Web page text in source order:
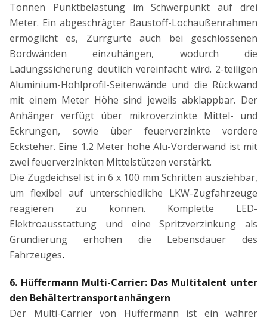
Tonnen Punktbelastung im Schwerpunkt auf drei
Meter. Ein abgeschrägter Baustoff-Lochaußenrahmen
ermöglicht es, Zurrgurte auch bei geschlossenen
Bordwänden einzuhängen, wodurch die
Ladungssicherung deutlich vereinfacht wird. 2-teiligen
Aluminium-Hohlprofil-Seitenwände und die Rückwand
mit einem Meter Höhe sind jeweils abklappbar. Der
Anhänger verfügt über mikroverzinkte Mittel- und
Eckrungen, sowie über feuerverzinkte vordere
Ecksteher. Eine 1.2 Meter hohe Alu-Vorderwand ist mit
zwei feuerverzinkten Mittelstützen verstärkt.
Die Zugdeichsel ist in 6 x 100 mm Schritten ausziehbar,
um flexibel auf unterschiedliche LKW-Zugfahrzeuge
reagieren zu können. Komplette LED-
Elektroausstattung und eine Spritzverzinkung als
Grundierung erhöhen die Lebensdauer des
Fahrzeuges.
6. Hüffermann Multi-Carrier: Das Multitalent unter
den Behältertransportanhängern
Der Multi-Carrier von Hüffermann ist ein wahrer